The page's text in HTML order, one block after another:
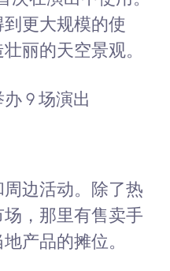
更大规模的使
丽的天空景观。
9 场演出
边活动。除了热
，那里有售卖手
产品的摊位。